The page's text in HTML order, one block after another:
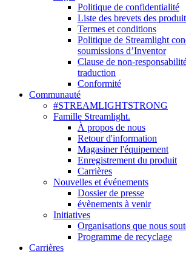
Politique de confidentialité
Liste des brevets des
Termes et conditions
Politique de Streamlight
soumissions d’Inventor
Clause de non-
traduction
Conformité
Communauté
#STREAMLIGHTSTRONG
Famille Streamlight.
À propos de nous
Retour d'information
Magasiner l'équipement
Enregistrement du produit
Carrières
Nouvelles et événements
Dossier de presse
évènements à venir
Initiatives
Organisations que nous
Programme de recyclage
Carrières